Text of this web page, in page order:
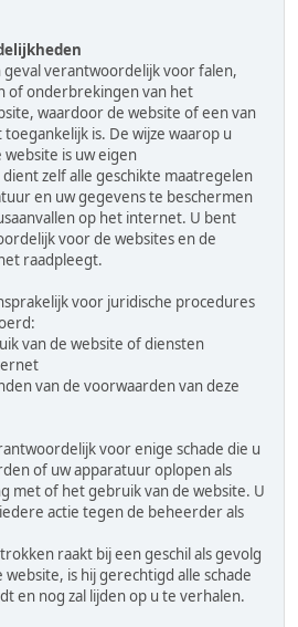
verantwoordelijk voor falen,
of onderbrekingen van het
waardoor de website of een van
is. De wijze waarop u
is uw eigen
zelf alle geschikte maatregelen
en uw gegevens te beschermen
op het internet. U bent
voor de websites en de
raadpleegt.
voor juridische procedures
van de website of diensten
van de voorwaarden van deze
voor enige schade die u
of uw apparatuur oplopen als
met of het gebruik van de website. U
actie tegen de beheerder als
raakt bij een geschil als gevolg
is hij gerechtigd alle schade
en nog zal lijden op u te verhalen.